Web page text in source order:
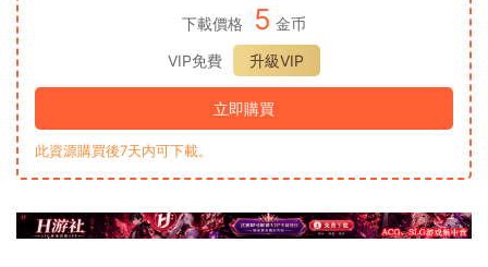
下載價格 5 金币
VIP免費
升級VIP
立即購買
此資源購買後7天内可下載。